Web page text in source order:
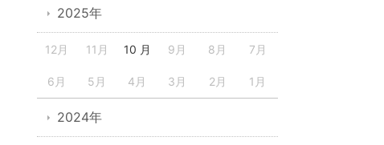
2025年
12月 11月 10 月 9月 8月 7月
6月 5月 4月 3月 2月 1月
2024年